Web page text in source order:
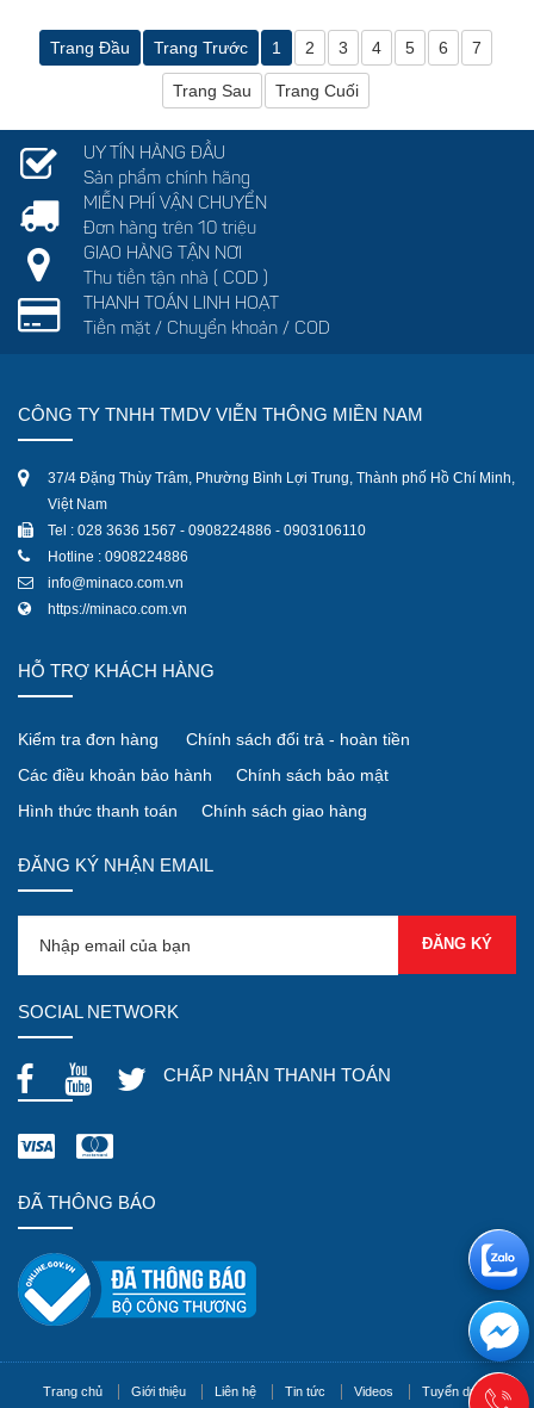
Trang Đầu Trang Trước 1 2 3 4 5 6 7
Trang Sau Trang Cuối
UY TÍN HÀNG ĐẦU
Sản phẩm chính hãng
MIỄN PHÍ VẬN CHUYỂN
Đơn hàng trên 10 triệu
GIAO HÀNG TẬN NƠI
Thu tiền tận nhà ( COD )
THANH TOÁN LINH HOẠT
Tiền mặt / Chuyển khoản / COD
CÔNG TY TNHH TMDV VIỄN THÔNG MIỀN NAM
37/4 Đặng Thùy Trâm, Phường Bình Lợi Trung, Thành phố Hồ Chí Minh,
Việt Nam
Tel : 028 3636 1567 - 0908224886 - 0903106110
Hotline : 0908224886
info@minaco.com.vn
https://minaco.com.vn
HỖ TRỢ KHÁCH HÀNG
Kiểm tra đơn hàng
Chính sách đổi trả - hoàn tiền
Các điều khoản bảo hành
Chính sách bảo mật
Hình thức thanh toán
Chính sách giao hàng
ĐĂNG KÝ NHẬN EMAIL
SOCIAL NETWORK
CHẤP NHẬN THANH TOÁN
ĐÃ THÔNG BÁO
Trang chủ Giới thiệu Liên hệ Tin tức Videos Tuyển dụng